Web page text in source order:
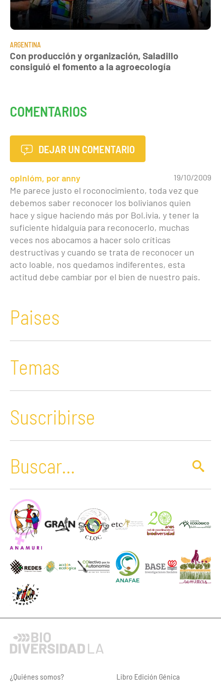
ARGENTINA
Con producción y organización, Saladillo
consiguió el fomento a la agroecología
COMENTARIOS
DEJAR UN COMENTARIO
19/10/2009
opinióm, por anny
Me parece justo el roconocimiento, toda vez que
debemos saber reconocer los bolivianos quien
hace y sigue haciendo más por Bol.ivia, y tener la
suficiente hidalguía para reconocerlo, muchas
veces nos abocamos a hacer solo críticas
destructivas y cuando se trata de reconocer un
acto loable, nos quedamos indiferentes, esta
actitud debe cambiar por el bien de nuestro país.
Paises
Temas
Suscribirse
¿Quiénes somos?
Libro Edición Génica